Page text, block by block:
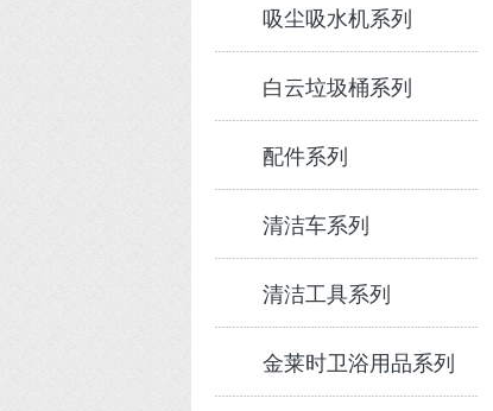
吸尘吸水机系列
白云垃圾桶系列
配件系列
清洁车系列
清洁工具系列
金莱时卫浴用品系列